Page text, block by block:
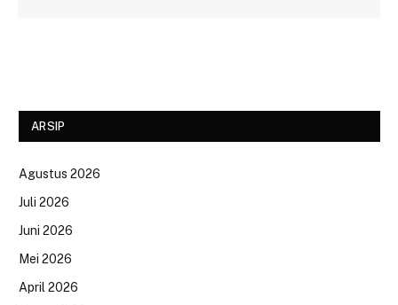
ARSIP
Agustus 2026
Juli 2026
Juni 2026
Mei 2026
April 2026